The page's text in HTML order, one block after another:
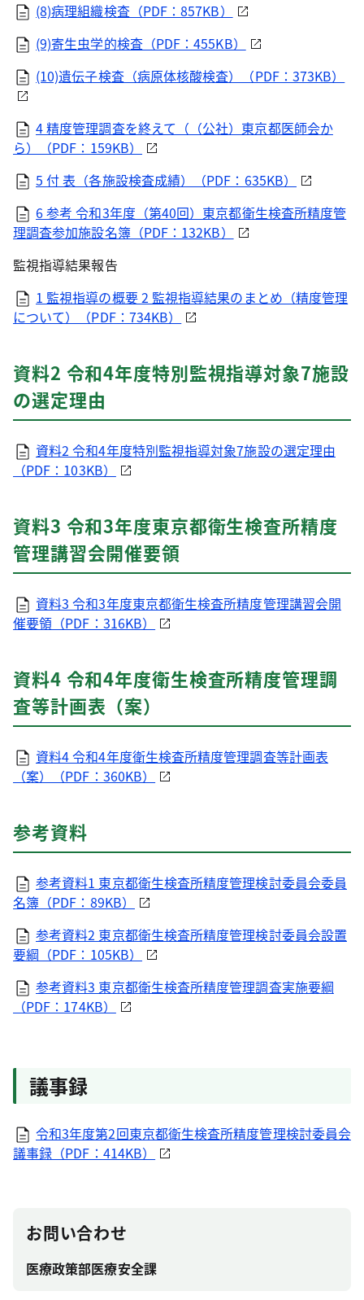
(8)病理組織検査（PDF：857KB）
(9)寄生虫学的検査（PDF：455KB）
(10)遺伝子検査（病原体核酸検査）（PDF：373KB）
4 精度管理調査を終えて（（公社）東京都医師会か
ら）（PDF：159KB）
5 付 表（各施設検査成績）（PDF：635KB）
6 参考 令和3年度（第40回）東京都衛生検査所精度管
理調査参加施設名簿（PDF：132KB）
監視指導結果報告
1 監視指導の概要 2 監視指導結果のまとめ（精度管理
について）（PDF：734KB）
資料2 令和4年度特別監視指導対象7施設
の選定理由
資料2 令和4年度特別監視指導対象7施設の選定理由
（PDF：103KB）
資料3 令和3年度東京都衛生検査所精度
管理講習会開催要領
資料3 令和3年度東京都衛生検査所精度管理講習会開
催要領（PDF：316KB）
資料4 令和4年度衛生検査所精度管理調
査等計画表（案）
資料4 令和4年度衛生検査所精度管理調査等計画表
（案）（PDF：360KB）
参考資料
参考資料1 東京都衛生検査所精度管理検討委員会委員
名簿（PDF：89KB）
参考資料2 東京都衛生検査所精度管理検討委員会設置
要綱（PDF：105KB）
参考資料3 東京都衛生検査所精度管理調査実施要綱
（PDF：174KB）
議事録
令和3年度第2回東京都衛生検査所精度管理検討委員会
議事録（PDF：414KB）
お問い合わせ
医療政策部医療安全課